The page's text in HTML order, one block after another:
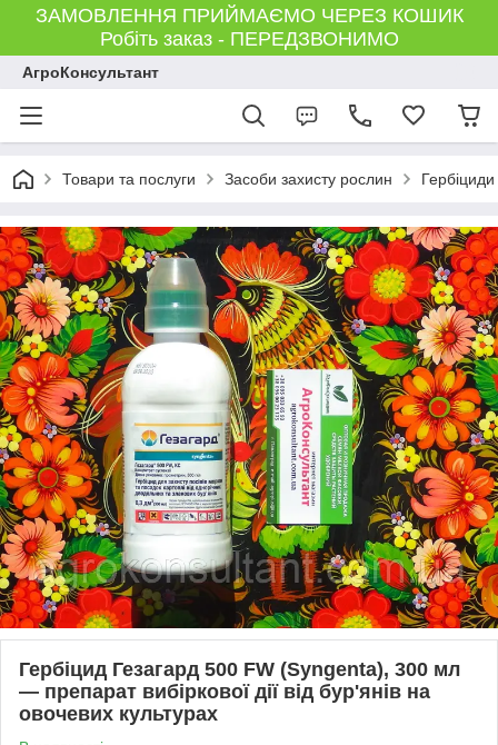
ЗАМОВЛЕННЯ ПРИЙМАЄМО ЧЕРЕЗ КОШИК
Робіть заказ - ПЕРЕДЗВОНИМО
АгроКонсультант
Товари та послуги Засоби захисту рослин Гербіциди
Гербіцид Гезагард 500 FW (Syngenta), 300 мл
— препарат вибіркової дії від бур'янів на
овочевих культурах